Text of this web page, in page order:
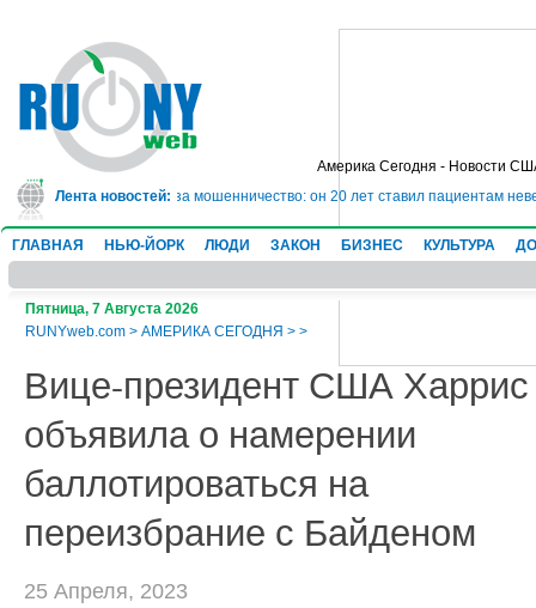
Америка Сегодня - Новости
Лента новостей:
в тюрьму на 10 лет за мошенничество: он 20 лет ставил пациентам
ГЛАВНАЯ НЬЮ-ЙОРК ЛЮДИ ЗАКОН БИЗНЕС КУЛЬТУРА
Пятница, 7 Августа 2026
RUNYweb.com > АМЕРИКА СЕГОДНЯ > >
Вице-президент США Харрис
объявила о намерении
баллотироваться на
переизбрание с Байденом
25 Апреля, 2023